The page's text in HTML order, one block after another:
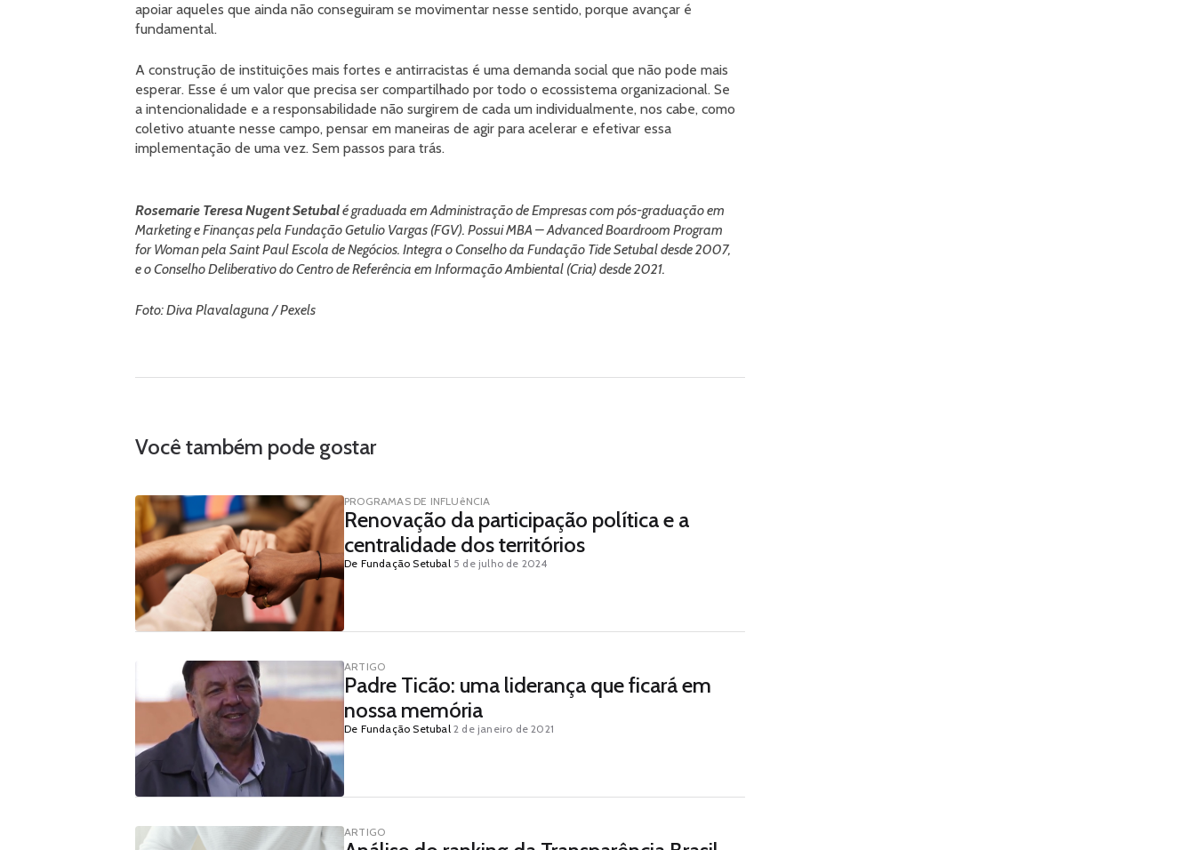
apoiar aqueles que ainda não conseguiram se movimentar nesse sentido, porque avançar é
fundamental.
A construção de instituições mais fortes e antirracistas é uma demanda social que não pode mais
esperar. Esse é um valor que precisa ser compartilhado por todo o ecossistema organizacional. Se
a intencionalidade e a responsabilidade não surgirem de cada um individualmente, nos cabe, como
coletivo atuante nesse campo, pensar em maneiras de agir para acelerar e efetivar essa
implementação de uma vez. Sem passos para trás.
Rosemarie Teresa Nugent Setubalé graduada em Administração de Empresas com pós-graduação em
Marketing e Finanças pela Fundação Getulio Vargas (FGV). Possui MBA – Advanced Boardroom Program
for Woman pela Saint Paul Escola de Negócios. Integra o Conselho da Fundação Tide Setubal desde 2007,
e o Conselho Deliberativo do Centro de Referência em Informação Ambiental (Cria) desde 2021.
Foto: Diva Plavalaguna / Pexels
Você também pode gostar
PROGRAMAS DE INFLUêNCIA
Renovação da participação política e a
centralidade dos territórios
De Fundação Setubal5 de julho de 2024
ARTIGO
Padre Ticão: uma liderança que ficará em
nossa memória
De Fundação Setubal2 de janeiro de 2021
ARTIGO